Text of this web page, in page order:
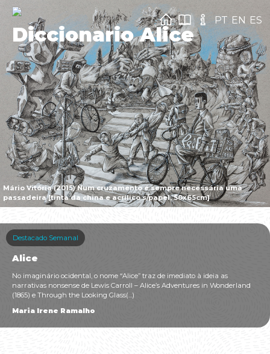
Mário Vitória (2015) Num cruzamento é sempre necessária uma
passadeira [tinta da china e acrílico s/papel, 50x65cm]
Diccionario Alice
PT EN ES
Destacado Semanal
Alice
No imaginário ocidental, o nome “Alice” traz de imediato à ideia as
narrativas nonsense de Lewis Carroll – Alice’s Adventures in Wonderland
(1865) e Through the Looking Glass(...)
Maria Irene Ramalho